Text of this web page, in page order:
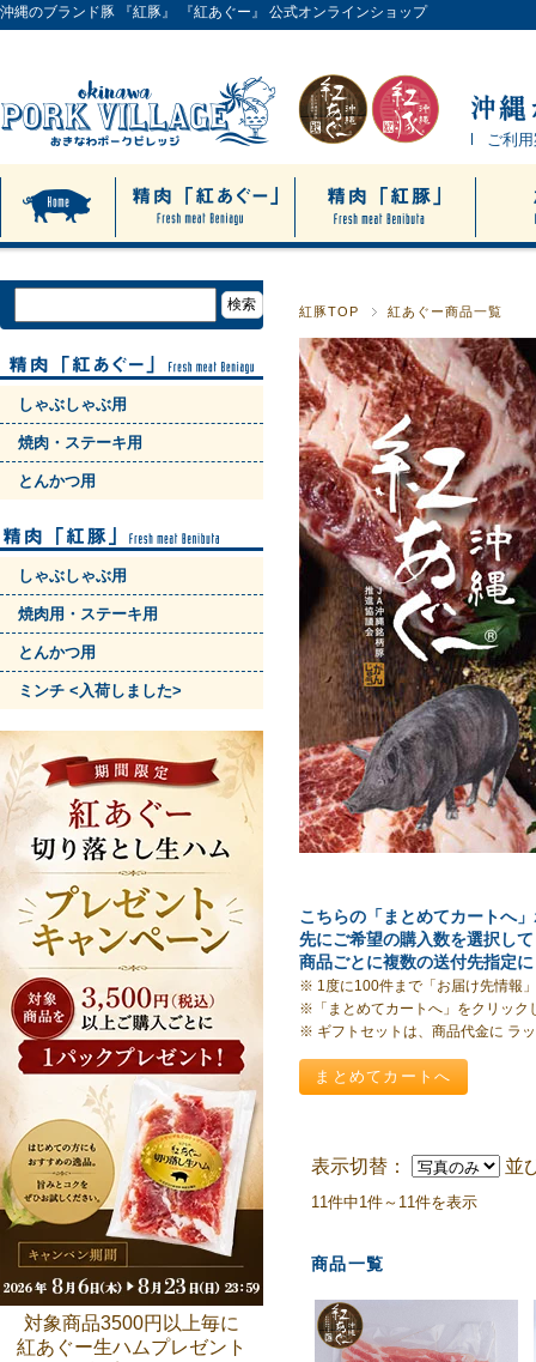
沖縄のブランド豚 『紅豚』 『紅あぐー』 公式オンラインショップ
ご利
紅豚TOP 紅あぐー商品一覧
こちらの「まとめてカートへ
先にご希望の購入数を選択し
商品ごとに複数の送付先指定
※ 1度に100件まで「お届け先情報
※「まとめてカートへ」をクリック
※ ギフトセットは、商品代金に ラ
表示切替： 並
11件中1件～11件を表示
商品一覧
しゃぶしゃぶ用
焼肉・ステーキ用
とんかつ用
しゃぶしゃぶ用
焼肉用・ステーキ用
とんかつ用
ミンチ <入荷しました>
対象商品3500円以上毎に
紅あぐー生ハムプレゼント